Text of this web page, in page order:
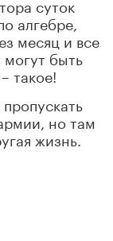
суток
алгебре,
месяц и все
быть
такое!
но там
жизнь.